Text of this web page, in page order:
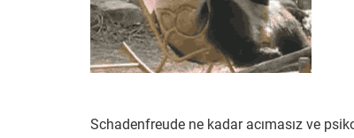
Schadenfreude ne kadar acımasız ve